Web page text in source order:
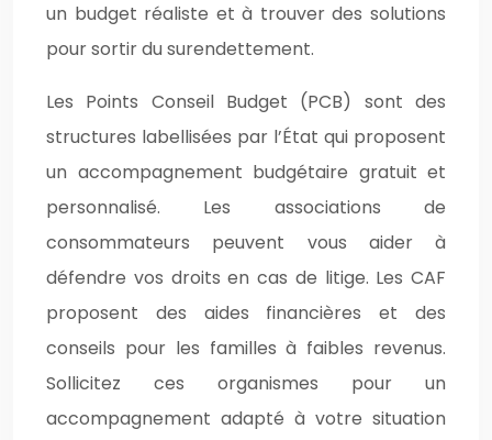
un budget réaliste et à trouver des solutions
pour sortir du surendettement.
Les Points Conseil Budget (PCB) sont des
structures labellisées par l’État qui proposent
un accompagnement budgétaire gratuit et
personnalisé. Les associations de
consommateurs peuvent vous aider à
défendre vos droits en cas de litige. Les CAF
proposent des aides financières et des
conseils pour les familles à faibles revenus.
Sollicitez ces organismes pour un
accompagnement adapté à votre situation